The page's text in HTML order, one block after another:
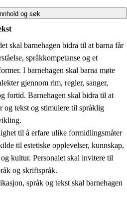
og søk
skal barnehagen bidra til at barna får
språkkompetanse og et
I barnehagen skal barna møte
gjennom rim, regler, sanger,
fortid. Barnehagen skal bidra til at
og tekst og stimulere til språklig
til å erfare ulike formidlingsmåter
til estetiske opplevelser, kunnskap,
kultur. Personalet skal invitere til
og skriftspråk.
språk og tekst skal barnehagen